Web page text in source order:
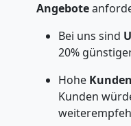
Angebote
Bei uns sind
20%
Hohe
Kunden